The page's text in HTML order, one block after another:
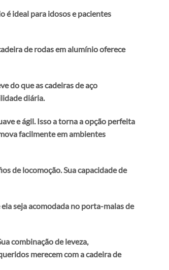
é ideal para idosos e pacientes
de rodas em alumínio oferece
do que as cadeiras de aço
diária.
e ágil. Isso a torna a opção perfeita
facilmente em ambientes
de locomoção. Sua capacidade de
seja acomodada no porta-malas de
combinação de leveza,
merecem com a cadeira de